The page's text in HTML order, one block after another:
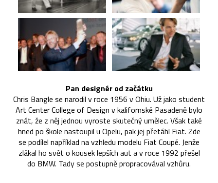
Pan designér od začátku
Chris Bangle se narodil v roce 1956 v Ohiu. Už jako student
Art Center College of Design v kalifornské Pasadeně bylo
znát, že z něj jednou vyroste skutečný umělec. Však také
hned po škole nastoupil u Opelu, pak jej přetáhl Fiat. Zde
se podílel například na vzhledu modelu Fiat Coupé. Jenže
zlákal ho svět o kousek lepších aut a v roce 1992 přešel
do BMW. Tady se postupně propracovával vzhůru.